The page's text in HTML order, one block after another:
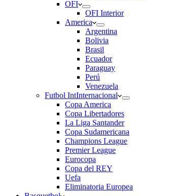
OFI
OFI Interior
America
Argentina
Bolivia
Brasil
Ecuador
Paraguay
Perú
Venezuela
Futbol IntInternacional
Copa America
Copa Libertadores
La Liga Santander
Copa Sudamericana
Champions League
Premier League
Eurocopa
Copa del REY
Uefa
Eliminatoria Europea